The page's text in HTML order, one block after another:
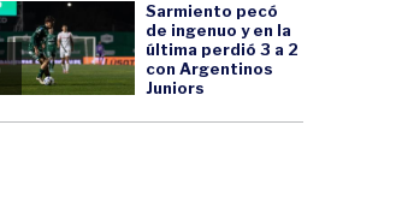
Sarmiento pecó
de ingenuo y en la
última perdió 3 a 2
con Argentinos
Juniors